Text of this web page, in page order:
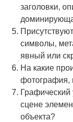
заголовки,
символы,
явный или
На какие
фотография,
Графический
сцене
объекта?